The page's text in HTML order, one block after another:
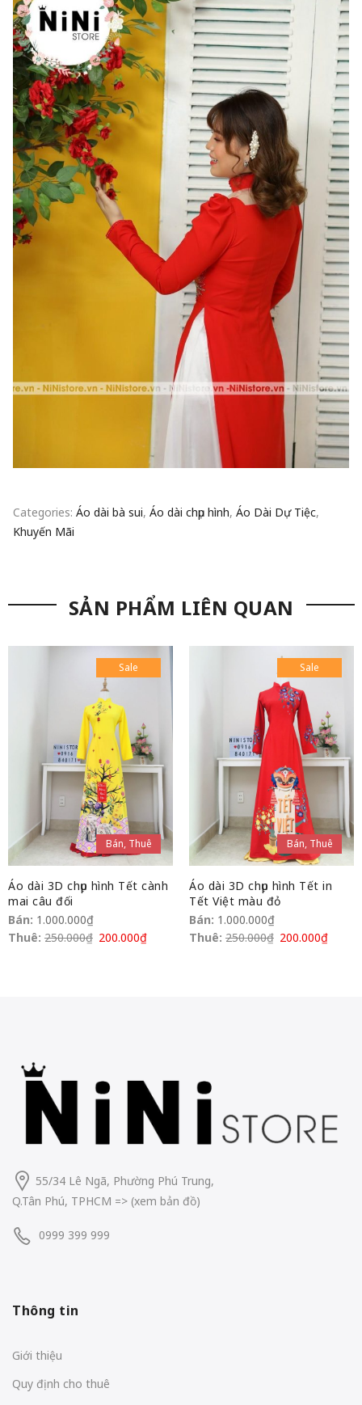
Categories: Áo dài bà sui, Áo dài chụp hình, Áo Dài Dự Tiệc,
Khuyến Mãi
SẢN PHẨM LIÊN QUAN
Bán, Thuê
Sale
Áo dài 3D chụp hình Tết cành
mai câu đối
Bán: 1.000.000₫
Thuê: 250.000₫ 200.000₫
Bán, Thuê
Sale
Áo dài 3D chụp hình Tết in
Tết Việt màu đỏ
Bán: 1.000.000₫
Thuê: 250.000₫ 200.000₫
55/34 Lê Ngã, Phường Phú Trung,
Q.Tân Phú, TPHCM => (xem bản đồ)
0999 399 999
Thông tin
Giới thiệu
Quy định cho thuê